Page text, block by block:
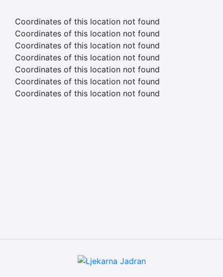
Coordinates of this location not found
Coordinates of this location not found
Coordinates of this location not found
Coordinates of this location not found
Coordinates of this location not found
Coordinates of this location not found
Coordinates of this location not found